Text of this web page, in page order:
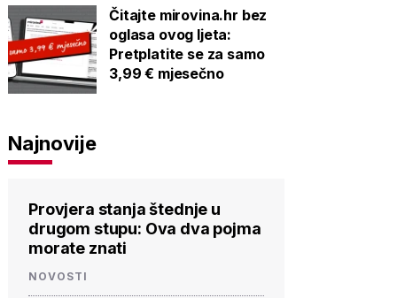
Čitajte mirovina.hr bez
oglasa ovog ljeta:
Pretplatite se za samo
3,99 € mjesečno
Najnovije
Provjera stanja štednje u
drugom stupu: Ova dva pojma
morate znati
NOVOSTI